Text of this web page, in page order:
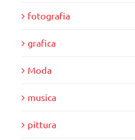
fotografia
grafica
Moda
musica
pittura